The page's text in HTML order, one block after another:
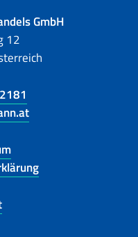
GmbH
12